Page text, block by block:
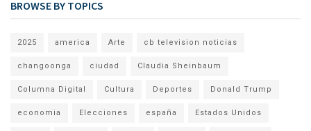
BROWSE BY TOPICS
2025 america Arte cb television noticias
changoonga ciudad Claudia Sheinbaum
Columna Digital Cultura Deportes Donald Trump
economia Elecciones españa Estados Unidos